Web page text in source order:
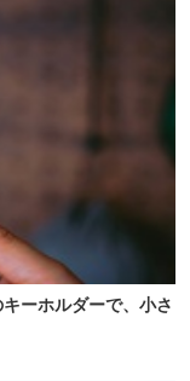
ーホルダーで、小さ